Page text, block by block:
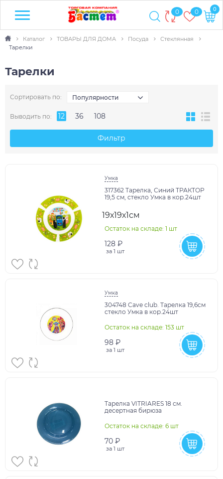
0 0 0
Каталог ТОВАРЫ ДЛЯ ДОМА Посуда
Стеклянная
Тарелки
Тарелки
Сортировать по: Популярности
Выводить по: 12 36 108
Фильтр
Умка
317362 Тарелка, Синий ТРАКТОР
19,5 см, стекло Умка в кор.24шт
19х19х1см
Остаток на складе: 1 шт
128 ₽
за 1 шт
Умка
304748 Cave club. Тарелка 19,6см
стекло Умка в кор.24шт
Остаток на складе: 153 шт
98 ₽
за 1 шт
Тарелка VITRIARES 18 см.
десертная бирюза
Остаток на складе: 6 шт
70 ₽
за 1 шт